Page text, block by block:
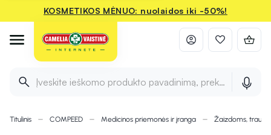
KOSMETIKOS MĖNUO: nuolaidos iki -50%!
Įveskite ieškomo produkto pavadinimą, prekės ženklą ir
Titulinis COMPEED Medicinos priemonės ir įranga Žaizdoms,